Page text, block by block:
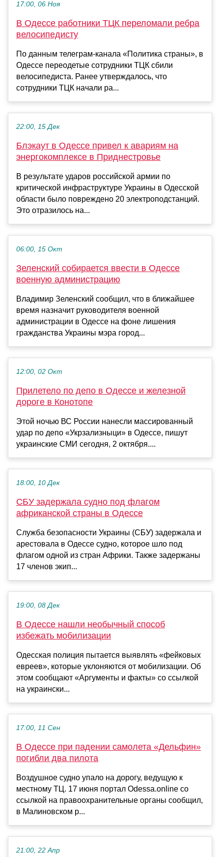
17:00, 06 Ноя
В Одессе работники ТЦК переломали ребра
велосипедисту
По данным телеграм-канала «Политика страны», в
Одессе переодетые сотрудники ТЦК сбили
велосипедиста. Ранее утверждалось, что
сотрудники ТЦК начали ра...
22:00, 15 Дек
Блэкаут в Одессе привел к авариям на
энергокомплексе в Приднестровье
В результате ударов российской армии по
критической инфраструктуре Украины в Одесской
области было повреждено 20 электроподстанций.
Это отразилось на...
06:00, 15 Окт
Зеленский собирается ввести в Одессе
военную администрацию
Владимир Зеленский сообщил, что в ближайшее
время назначит руководителя военной
администрации в Одессе на фоне лишения
гражданства Украины мэра город...
12:00, 02 Окт
Прилетело по депо в Одессе и железной
дороге в Конотопе
Этой ночью ВС России нанесли массированный
удар по депо «Укрзализныци» в Одессе, пишут
украинские СМИ сегодня, 2 октября....
18:00, 10 Дек
СБУ задержала судно под флагом
африканской страны в Одессе
Служба безопасности Украины (СБУ) задержала и
арестовала в Одессе судно, которое шло под
флагом одной из стран Африки. Также задержаны
17 членов экип...
19:00, 08 Дек
В Одессе нашли необычный способ
избежать мобилизации
Одесская полиция пытается выявлять «фейковых
евреев», которые уклоняются от мобилизации. Об
этом сообщают «Аргументы и факты» со ссылкой
на украински...
17:00, 11 Сен
В Одессе при падении самолета «Дельфин»
погибли два пилота
Воздушное судно упало на дорогу, ведущую к
местному ТЦ. 17 июня портал Odessa.online со
ссылкой на правоохранительные органы сообщил,
в Малиновском р...
21:00, 22 Апр